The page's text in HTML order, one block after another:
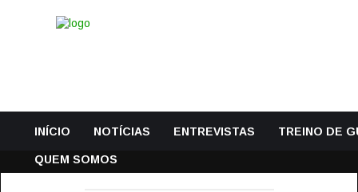
INÍCIO NOTÍCIAS ENTREVISTAS TREINO DE
QUEM SOMOS